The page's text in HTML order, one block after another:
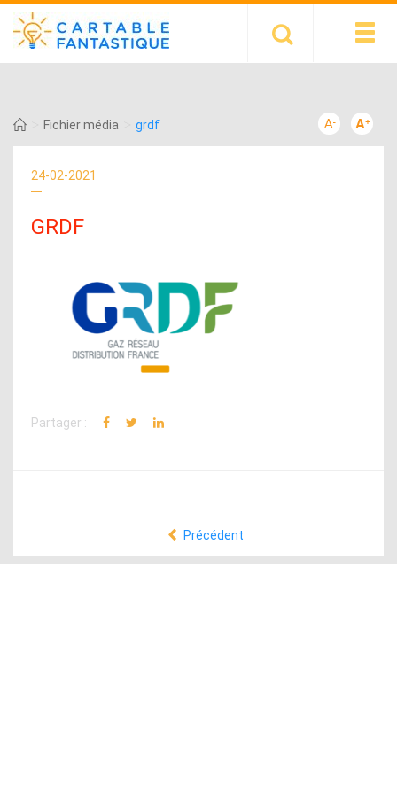
Fichier média grdf
24-02-2021
GRDF
Partager :
Précédent